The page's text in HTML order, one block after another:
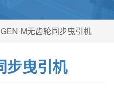
GEN-M无齿轮同步曳引机
步曳引机